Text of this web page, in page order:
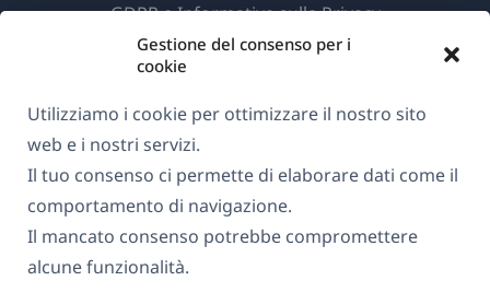
Gestione del consenso per i
cookie
Utilizziamo i cookie per ottimizzare il nostro sito
web e i nostri servizi.
Il tuo consenso ci permette di elaborare dati come il
comportamento di navigazione.
Il mancato consenso potrebbe compromettere
alcune funzionalità.
© 2026 OnTheGoSystems Limited
apre
una
GDPR e Informativa sulla Privacy
Unisciti al nostro team(si
in
nuova
apre
una
nuova
finestra)
apre
una
nuova
finestra)
apre
una
finestra)